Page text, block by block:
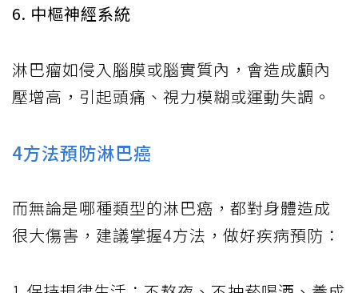
6. 中樞神經系統
淋巴瘤如侵入腦膜或腦實質內，會造成顱內
壓增高，引起頭痛、視力模糊或運動失調。
4方法預防淋巴癌
而無論是哪種類型的淋巴癌，都對身體造成
很大傷害，建議掌握4方法，做好疾病預防：